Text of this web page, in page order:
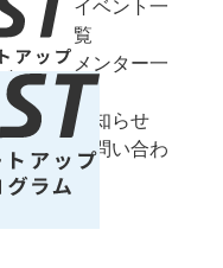
イベント一
覧
メンター一
覧
お知らせ
お問い合わ